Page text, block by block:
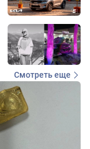
Смотреть еще